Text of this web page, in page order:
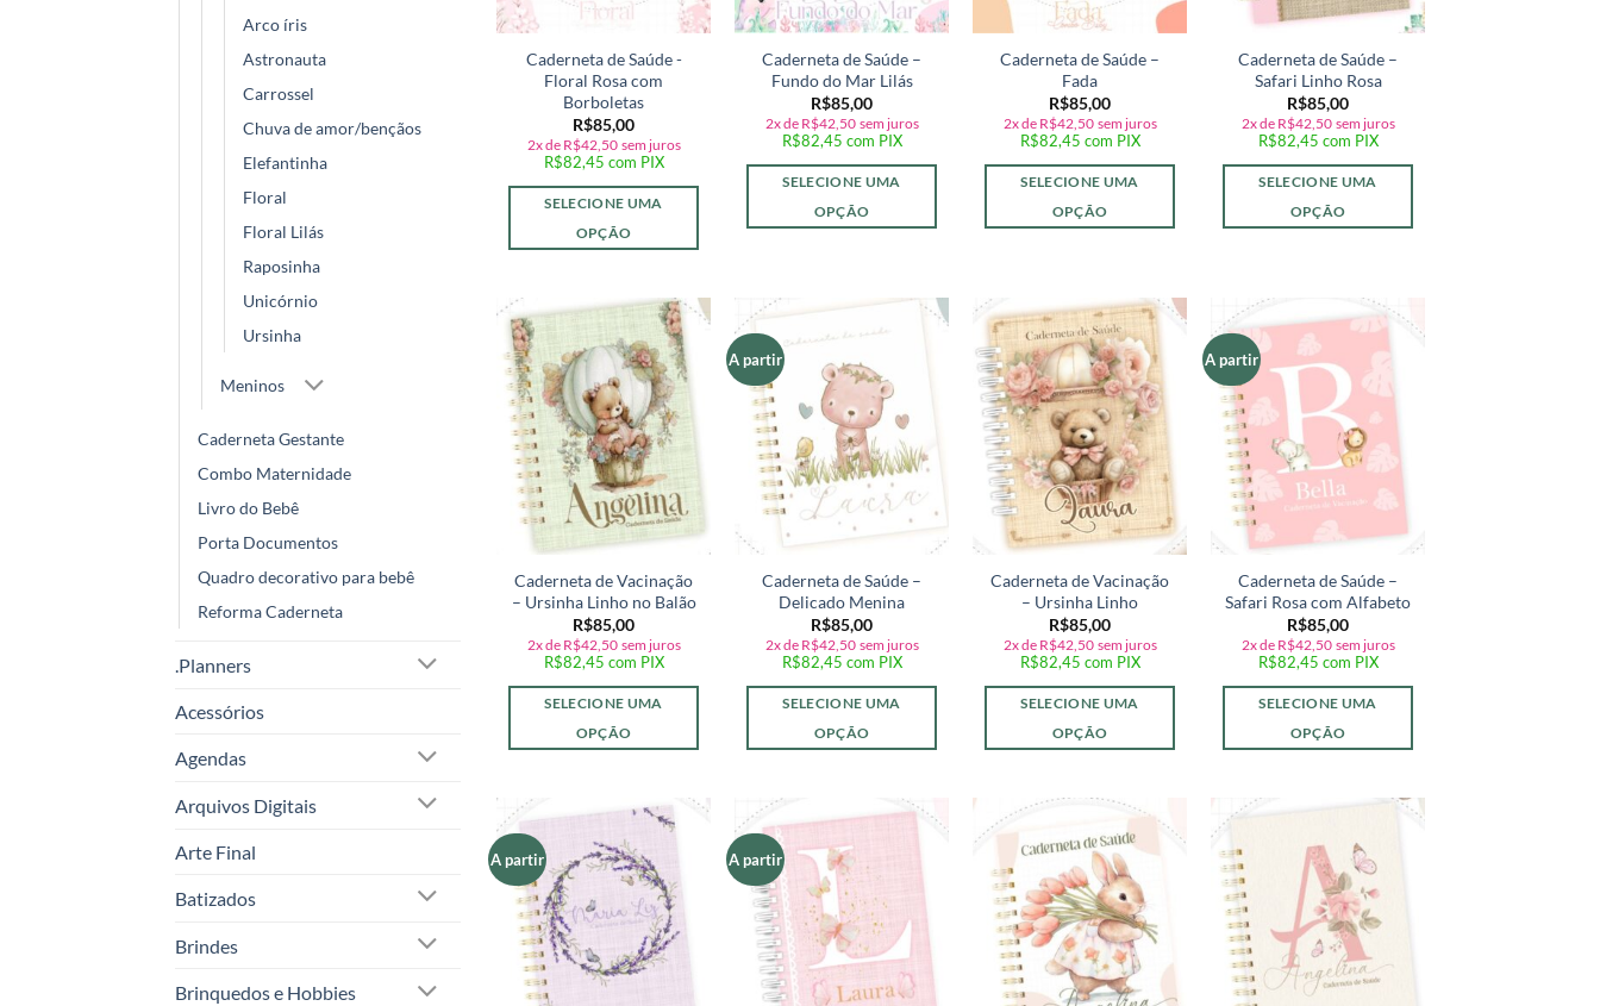
Arco íris
Astronauta
Carrossel
Chuva de amor/bençãos
Elefantinha
Floral
Floral Lilás
Raposinha
Unicórnio
Ursinha
Meninos
Caderneta Gestante
Combo Maternidade
Livro do Bebê
Porta Documentos
Quadro decorativo para bebê
Reforma Caderneta
.Planners
Acessórios
Agendas
Arquivos Digitais
Arte Final
Batizados
Brindes
Brinquedos e Hobbies
Caderneta de Saúde -
Floral Rosa com
Borboletas
R$85,00
2x de R$42,50 sem juros
R$82,45 com PIX
SELECIONE UMA
OPÇÃO
Caderneta de Saúde –
Fundo do Mar Lilás
R$85,00
2x de R$42,50 sem juros
R$82,45 com PIX
SELECIONE UMA
OPÇÃO
Caderneta de Saúde –
Fada
R$85,00
2x de R$42,50 sem juros
R$82,45 com PIX
SELECIONE UMA
OPÇÃO
Caderneta de Saúde –
Safari Linho Rosa
R$85,00
2x de R$42,50 sem juros
R$82,45 com PIX
SELECIONE UMA
OPÇÃO
Adicionar
a lista de
desejos
Caderneta de Vacinação
– Ursinha Linho no Balão
R$85,00
2x de R$42,50 sem juros
R$82,45 com PIX
SELECIONE UMA
OPÇÃO
A partir
a lista de
desejos
Caderneta de Saúde –
Delicado Menina
R$85,00
2x de R$42,50 sem juros
R$82,45 com PIX
SELECIONE UMA
OPÇÃO
Adicionar
a lista de
desejos
Caderneta de Vacinação
– Ursinha Linho
R$85,00
2x de R$42,50 sem juros
R$82,45 com PIX
SELECIONE UMA
OPÇÃO
A partir
a lista de
desejos
Caderneta de Saúde –
Safari Rosa com Alfabeto
R$85,00
2x de R$42,50 sem juros
R$82,45 com PIX
SELECIONE UMA
OPÇÃO
A partir
Adicionar
a lista de
desejos
A partir
Adicionar
a lista de
desejos
Adicionar
a lista de
desejos